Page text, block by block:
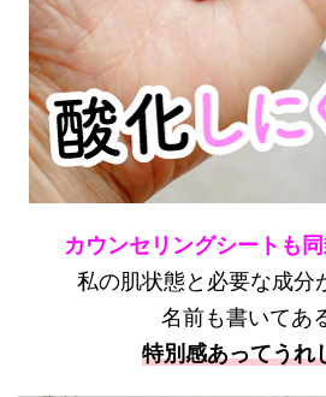
カウンセリングシートも
私の肌状態と必要な成分
名前も書いてあ
特別感あってう